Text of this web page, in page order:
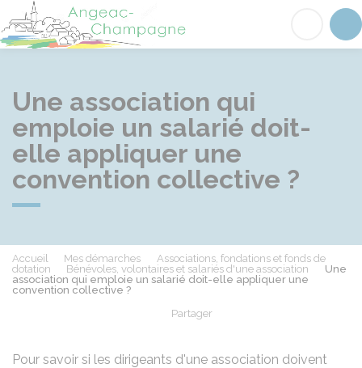
Angeac-Champagne
Une association qui
emploie un salarié doit-
elle appliquer une
convention collective ?
Accueil Mes démarches
Associations, fondations et fonds de
dotation
Bénévoles, volontaires et salariés d'une association
Une
association qui emploie un salarié doit-elle appliquer une
convention collective ?
Partager
Pour savoir si les dirigeants d'une association doivent